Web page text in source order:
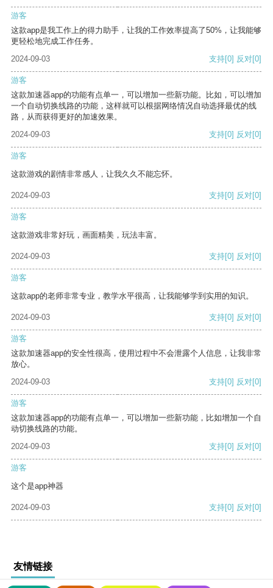
游客
这款app是我工作上的得力助手，让我的工作效率提高了50%，让我能够
更轻松地完成工作任务。
2024-09-03
支持[0] 反对[0]
游客
这款加速器app的功能有点单一，可以增加一些新功能。比如，可以增加
一个自动切换线路的功能，这样就可以根据网络情况自动选择最优的线
路，从而获得更好的加速效果。
2024-09-03
支持[0] 反对[0]
游客
这款游戏的剧情非常感人，让我久久不能忘怀。
2024-09-03 支持[0] 反对[0]
游客
这款游戏非常好玩，画面精美，玩法丰富。
2024-09-03 支持[0] 反对[0]
游客
这款app的老师非常专业，教学水平很高，让我能够学到实用的知识。
2024-09-03 支持[0] 反对[0]
游客
这款加速器app的安全性很高，使用过程中不会泄露个人信息，让我非常
放心。
2024-09-03
支持[0] 反对[0]
游客
这款加速器app的功能有点单一，可以增加一些新功能，比如增加一个自
动切换线路的功能。
2024-09-03
支持[0] 反对[0]
游客
这个是app神器
2024-09-03 支持[0] 反对[0]
友情链接